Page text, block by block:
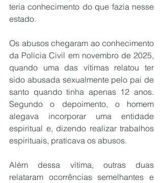
teria conhecimento do que fazia nesse
estado.
Os abusos chegaram ao conhecimento
da Polícia Civil em novembro de 2025,
quando uma das vítimas relatou ter
sido abusada sexualmente pelo pai de
santo quando tinha apenas 12 anos.
Segundo o depoimento, o homem
alegava incorporar uma entidade
espiritual e, dizendo realizar trabalhos
espirituais, praticava os abusos.
Além dessa vítima, outras duas
relataram ocorrências semelhantes e